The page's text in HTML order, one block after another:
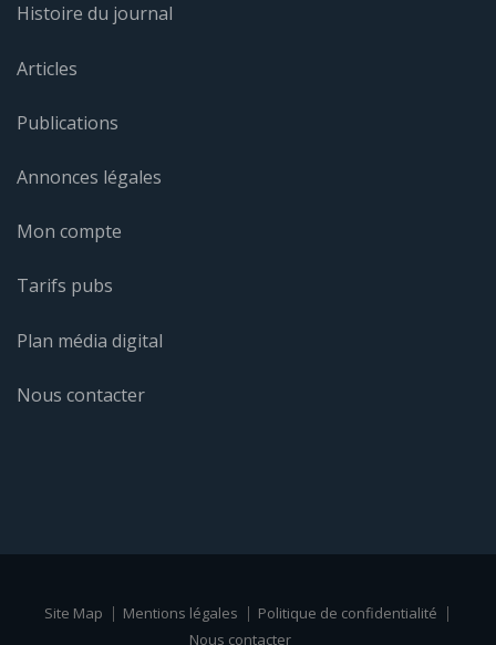
Histoire du journal
Articles
Publications
Annonces légales
Mon compte
Tarifs pubs
Plan média digital
Nous contacter
Site Map Mentions légales
Politique de confidentialité
Nous contacter